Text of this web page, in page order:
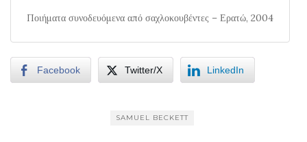
Ποιήματα συνοδευόμενα από σαχλοκουβέντες – Ερατώ, 2004
Facebook Twitter/X LinkedIn
SAMUEL BECKETT